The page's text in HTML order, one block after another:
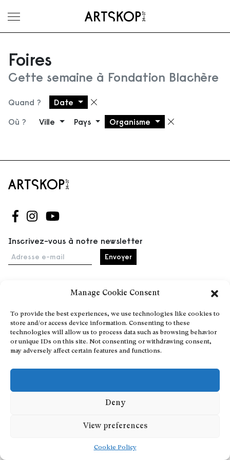
Manage Cookie Consent
To provide the best experiences, we use technologies like cookies to
store and/or access device information. Consenting to these
technologies will allow us to process data such as browsing behavior
or unique IDs on this site. Not consenting or withdrawing consent,
may adversely affect certain features and functions.
Deny
View preferences
Cookie Policy
Ouvrir le menu
Foires
Cette semaine à Fondation Blachère
Quand ? Date Supprimer le filtre
Où ? Ville Pays Organisme
Suivez-nous sur Facebook
Suivez-nous sur Instagram
Suivez-nous sur Youtube
Inscrivez-vous à notre newsletter
Adresse e-mail
Événements
À propos
Partenaires
Conditions générales
Confidentialité et cookies
Communiquer votre événement